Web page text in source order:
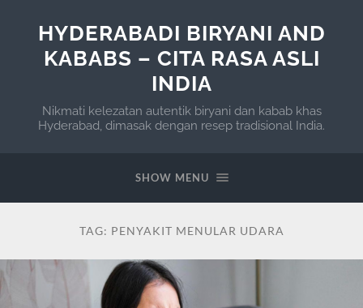
HYDERABADI BIRYANI AND
KABABS – CITA RASA ASLI
INDIA
Nikmati kelezatan autentik biryani dan kabab khas
Hyderabad, dimasak dengan resep tradisional India.
SHOW MENU
TAG: PENYAKIT MENULAR UDARA